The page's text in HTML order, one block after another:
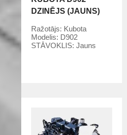
DZINĒJS (JAUNS)
Ražotājs: Kubota
Modelis: D902
STĀVOKLIS:Jauns